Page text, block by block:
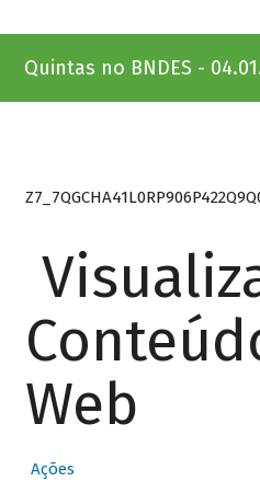
Quintas no BNDES -
Web
Ações